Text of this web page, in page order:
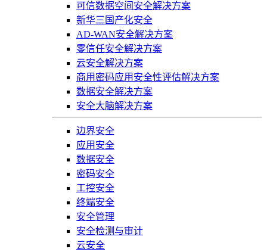
可信数据空间安全解决方案
新华三国产化安全
AD-WAN安全解决方案
零信任安全解决方案
云安全解决方案
商用密码应用安全性评估解决方案
数据安全解决方案
安全大脑解决方案
边界安全
应用安全
数据安全
密码安全
工控安全
终端安全
安全管理
安全检测与审计
云安全